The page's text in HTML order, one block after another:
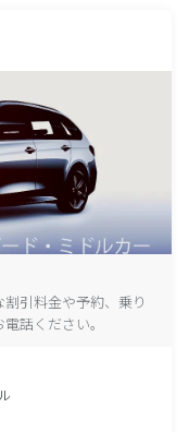
引料金や予約、乗り
話ください。